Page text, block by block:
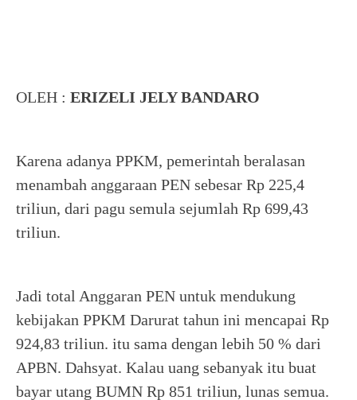
OLEH : ERIZELI JELY BANDARO
Karena adanya PPKM, pemerintah beralasan
menambah anggaraan PEN sebesar Rp 225,4
triliun, dari pagu semula sejumlah Rp 699,43
triliun.
Jadi total Anggaran PEN untuk mendukung
kebijakan PPKM Darurat tahun ini mencapai Rp
924,83 triliun. itu sama dengan lebih 50 % dari
APBN. Dahsyat. Kalau uang sebanyak itu buat
bayar utang BUMN Rp 851 triliun, lunas semua.